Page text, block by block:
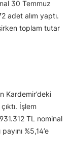
30 Temmuz
adet alım yaptı.
toplam tutar
Kardemir’deki
İşlem
TL nominal
%5,14’e